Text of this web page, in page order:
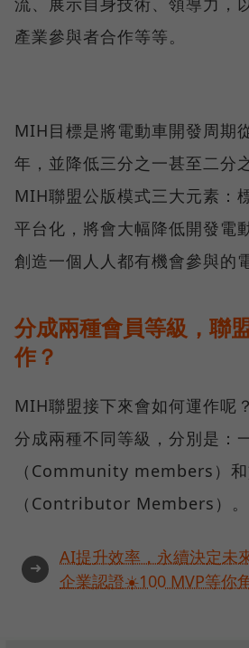
產業參與者合作等等。
MIH目標是將電動車開發周期
年，並降低三分之一甚至二分
MIH聯盟公版模式三大元素：
平台化，將會大幅降低開發電
創造一個人人都有機會參與的
分成兩種會員等級，聯
作？
MIH聯盟接下來會如何運作呢
分成兩種不同等級，分別是：
（Community members）
（Contributor Members）。
➜
AI提升效率，永續決定未
企業認證☀️100 MVP等你